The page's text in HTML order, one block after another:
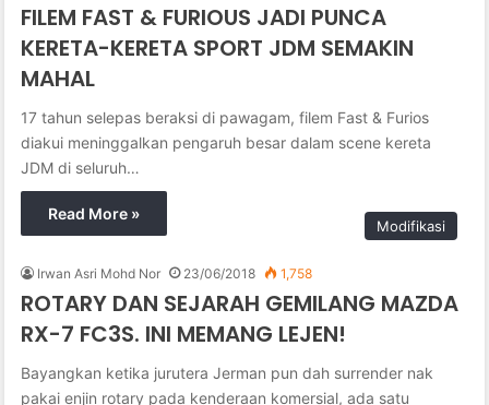
FILEM FAST & FURIOUS JADI PUNCA
KERETA-KERETA SPORT JDM SEMAKIN
MAHAL
17 tahun selepas beraksi di pawagam, filem Fast & Furios
diakui meninggalkan pengaruh besar dalam scene kereta
JDM di seluruh…
Read More »
Modifikasi
Irwan Asri Mohd Nor 23/06/2018 1,758
ROTARY DAN SEJARAH GEMILANG MAZDA
RX-7 FC3S. INI MEMANG LEJEN!
Bayangkan ketika jurutera Jerman pun dah surrender nak
pakai enjin rotary pada kenderaan komersial, ada satu